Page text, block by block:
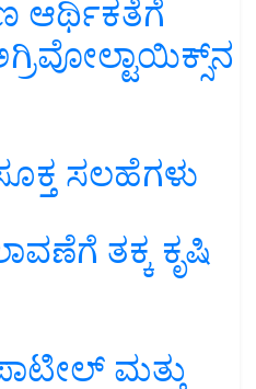
ಆರ್ಥಿಕತೆಗೆ
ಸಲಹೆಗಳು
ತಕ್ಕ ಕೃಷಿ
ಮತ್ತು